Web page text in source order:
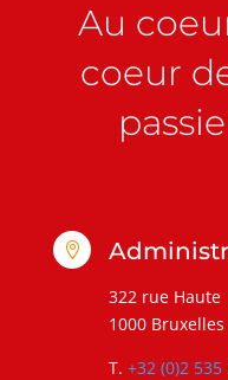
Au
coeur

322 rue Haute
1000 Bruxelles
T. +32 (0)2 535